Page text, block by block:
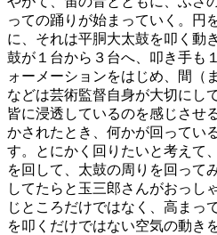
っての踊りが始まっていく。円
に、それは平胴大太鼓を叩く動
鼓が１台から３台へ、叩き手も
ォーメーションをはじめ、間（
などは芸術監督自身が大切にし
皆に浸透しているのを感じさせ
かされたとき、何かが回ってい
す。とにかく回りたいと考えて
を回して、太鼓の周りを回って
してたらと玉三郎さんがおっし
じところだけではなく、高まっ
を叩くだけではない空気の動き